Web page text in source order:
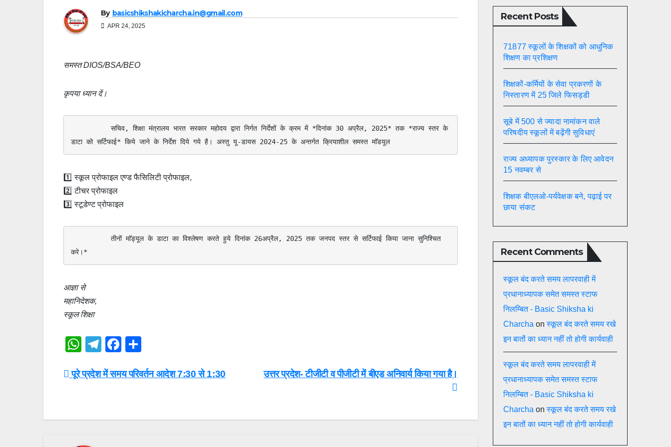
By basicshikshakicharcha.in@gmail.com
APR 24, 2025
समस्त DIOS/BSA/BEO
कृपया ध्यान दें।
डाटा को सर्टिफाई* किये जाने के निर्देश दिये गये है। अस्तु यू-डायस 2024-25 के अन्तर्गत क्रियाशील समस्त माॅडयूल
1️⃣ स्कूल प्रोफाइल एण्ड फैसिलिटी प्रोफाइल,
2️⃣ टीचर प्रोफाइल
3️⃣ स्टूडेण्ट प्रोफाइल
करे।*
आज्ञा से
महानिदेशक,
स्कूल शिक्षा
W
at
p
T
e
m
F
c
o
ar
Post
उत्तर प्रदेश- टीजीटी व पीजीटी में बीएड अनिवार्य किया गया है।
पूरे प्रदेश में समय परिवर्तन आदेश 7:30 से 1:30
Recent Posts
71877 स्कूलों के शिक्षकों को आधुनिक
शिक्षण का प्रशिक्षण
शिक्षकों-कर्मियों के सेवा प्रकरणों के
निस्तारण में 25 जिले फिसड्डी
सूबे में 500 से ज्यादा नामांकन वाले
परिषदीय स्कूलों में बढ़ेंगी सुविधाएं
राज्य अध्यापक पुरस्कार के लिए आवेदन
15 नवम्बर से
शिक्षक बीएलओ-पर्यवेक्षक बने, पढ़ाई पर
छाया संकट
Recent Comments
स्कूल बंद करते समय लापरवाही में
प्रधानाध्यापक समेत समस्त स्टाफ
निलम्बित - Basic Shiksha ki
Charcha onस्कूल बंद करते समय रखे
इन बातों का ध्यान नहीं तो होगी कार्यवाही
स्कूल बंद करते समय लापरवाही में
प्रधानाध्यापक समेत समस्त स्टाफ
निलम्बित - Basic Shiksha ki
Charcha onस्कूल बंद करते समय रखे
इन बातों का ध्यान नहीं तो होगी कार्यवाही